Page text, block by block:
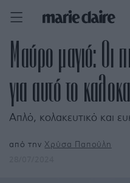
Μαύρο μαγιό: Oι
για αυτό το
Απλό, κολακευτικό και
από τηνΧρύσα Παπούλη